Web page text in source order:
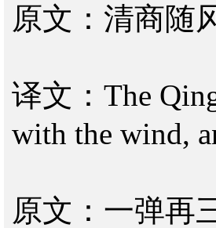
原文：清商随
译文：The
with the wind,
原文：一弹再